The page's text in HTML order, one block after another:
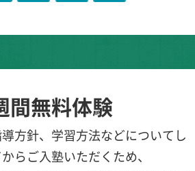
間無料体験
方針、学習方法などについてし
らご入塾いただくため、